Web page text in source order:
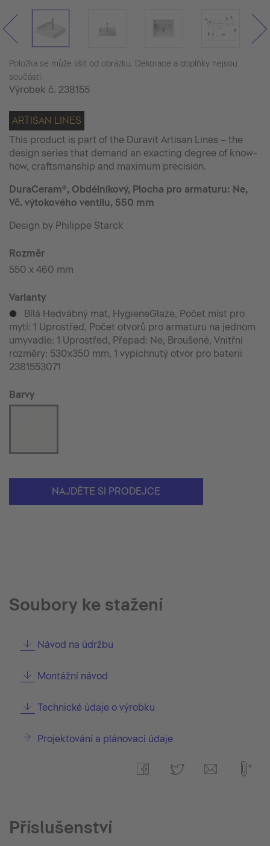
Položka se může lišit od obrázku. Dekorace a doplňky nejsou
součástí.
Výrobek č. 238155
ARTISAN LINES
This product is part of the Duravit Artisan Lines – the
design series that demand an exacting degree of know-
how, craftsmanship and maximum precision.
DuraCeram®, Obdélníkový, Plocha pro armaturu: Ne,
Vč. výtokového ventilu, 550 mm
Design by Philippe Starck
Rozměr
550 x 460 mm
Varianty
p
Bílá Hedvábný mat, HygieneGlaze, Počet míst pro
mytí: 1 Uprostřed, Počet otvorů pro armaturu na jednom
umyvadle: 1 Uprostřed, Přepad: Ne, Broušené, Vnitřní
rozměry: 530x350 mm, 1 vypíchnutý otvor pro baterii
2381553071
Barvy
NAJDĚTE SI PRODEJCE
Soubory ke stažení
Návod na údržbu
Montážní návod
Technické údaje o výrobku
Projektování a plánovací údaje
Příslušenství